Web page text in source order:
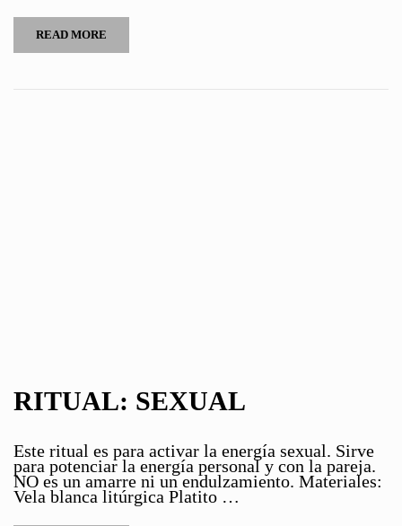
READ MORE
RITUAL: SEXUAL
Este ritual es para activar la energía sexual. Sirve
para potenciar la energía personal y con la pareja.
NO es un amarre ni un endulzamiento. Materiales:
Vela blanca litúrgica Platito …